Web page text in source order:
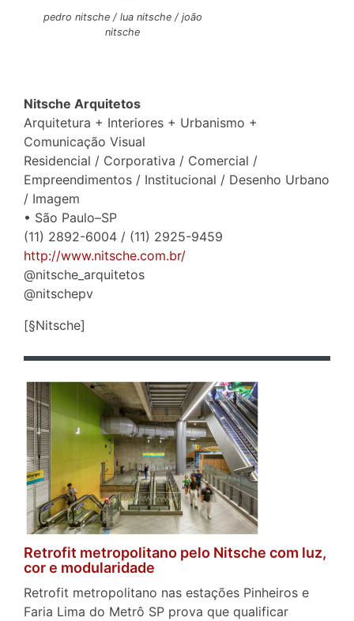
pedro nitsche / lua nitsche / joão
nitsche
Nitsche Arquitetos
Arquitetura + Interiores + Urbanismo +
Comunicação Visual
Residencial / Corporativa / Comercial /
Empreendimentos / Institucional / Desenho Urbano
/ Imagem
• São Paulo–SP
(11) 2892-6004 / (11) 2925-9459
http://www.nitsche.com.br/
@nitsche_arquitetos
@nitschepv
[§Nitsche]
Retrofit metropolitano pelo Nitsche com luz,
cor e modularidade
Retrofit metropolitano nas estações Pinheiros e
Faria Lima do Metrô SP prova que qualificar